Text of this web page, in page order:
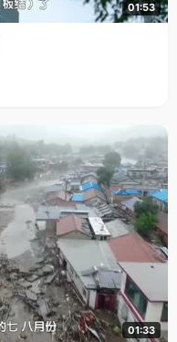
01:53
01:33